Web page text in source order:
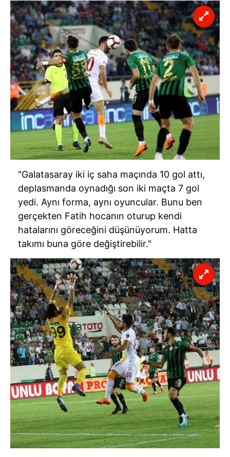
"Galatasaray iki iç saha maçında 10 gol attı,
deplasmanda oynadığı son iki maçta 7 gol
yedi. Aynı forma, aynı oyuncular. Bunu ben
gerçekten Fatih hocanın oturup kendi
hatalarını göreceğini düşünüyorum. Hatta
takımı buna göre değiştirebilir."